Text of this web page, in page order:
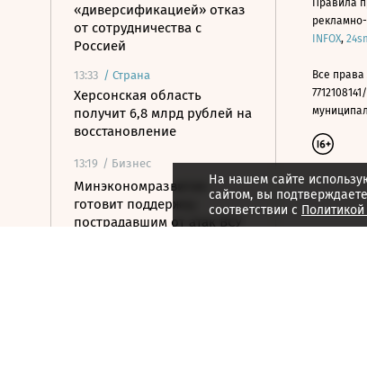
«диверсификацией» отказ
от сотрудничества с
Россией
13:33 / Страна
Херсонская область
получит 6,8 млрд рублей на
восстановление
13:19 / Бизнес
Минэкономразвития
готовит поддержку
пострадавшим от атак ВСУ
На нашем сайте
сайтом, вы
соответствии с
Правила
INFOX,
Все